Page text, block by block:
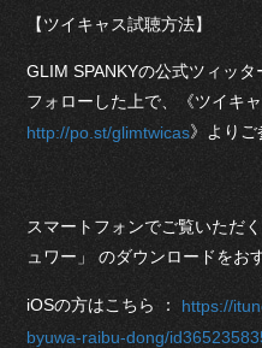
【ツイキャス試聴方法】
GLIM SPANKYの公式ツィッ
フォローした上で、《ツイキ
http://po.st/glimtwicas》よりご
スマートフォンでご覧いただ
ュワー」 のダウンロードをお
iOSの方はこちら ： https://
byuwa-raibu-dong/